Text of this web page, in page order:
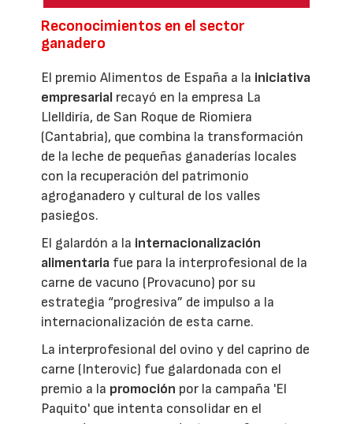
Reconocimientos en el sector
ganadero
El premio Alimentos de España a la iniciativa
empresarial recayó en la empresa La
Llelldiría, de San Roque de Riomiera
(Cantabria), que combina la transformación
de la leche de pequeñas ganaderías locales
con la recuperación del patrimonio
agroganadero y cultural de los valles
pasiegos.
El galardón a la internacionalización
alimentaria fue para la interprofesional de la
carne de vacuno (Provacuno) por su
estrategia “progresiva” de impulso a la
internacionalización de esta carne.
La interprofesional del ovino y del caprino de
carne (Interovic) fue galardonada con el
premio a la promoción por la campaña 'El
Paquito' que intenta consolidar en el